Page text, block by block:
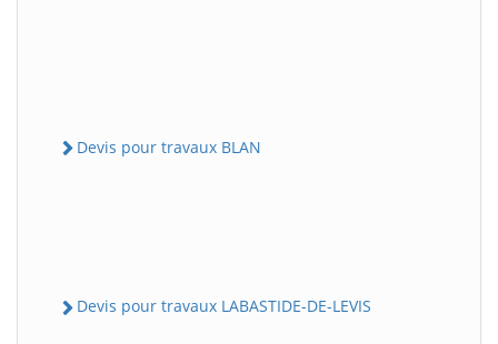
Devis pour travaux BLAN
Devis pour travaux LABASTIDE-DE-LEVIS